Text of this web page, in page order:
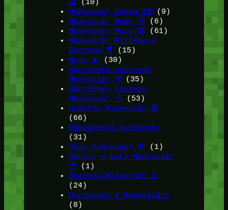
🤖
(10)
Майнкрафт Карты 🗺️(9)
Майнкрафт Мемы 🤣 (6)
Майнкрафт Моды 🟩 (61)
Майнкрафт Ютуберы и
Блогеры 🎥
(15)
Моды 💫
(30)
Настройка плагинов
Майнкрафт ⚒️(35)
Настройка сервера
Майнкрафт 🔦 (53)
Новости Майнкрафт 🔴
(66)
Обновления Майнкрафт
(31)
Обои Майнкрафт 📔
(1)
Ошибки и Баги Майнкрафт
🐞(1)
Плагины Майнкрафт ♨️
(24)
Постройки в Майнкрафте
(8)